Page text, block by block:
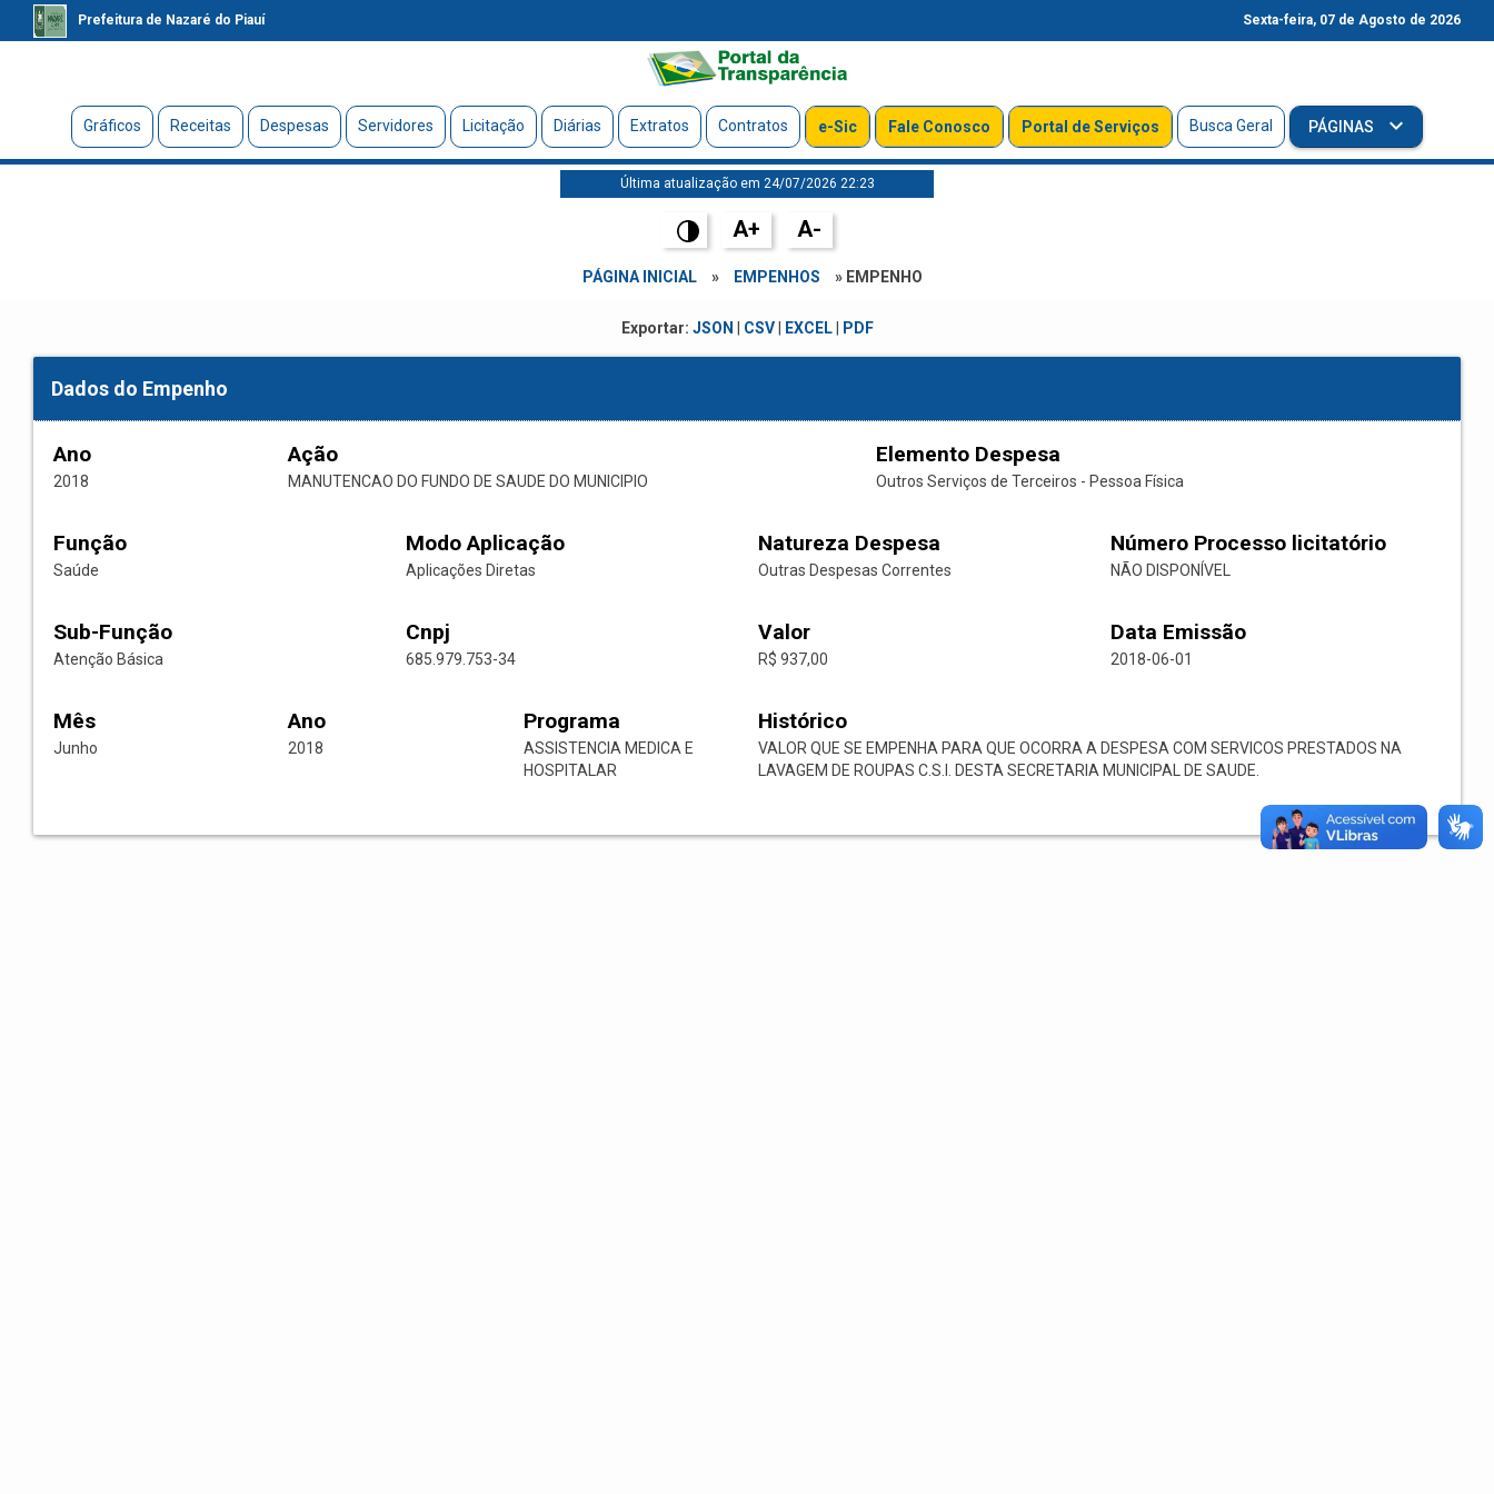
Prefeitura de Nazaré do Piauí Sexta-feira, 07 de Agosto de 2026
Gráficos Receitas Despesas Servidores Licitação Diárias Extratos Contratos e-Sic Fale Conosco Portal de Serviços Busca Geral PÁGINAS
Última atualização em 24/07/2026 22:23
A+ A-
PÁGINA INICIAL » EMPENHOS » EMPENHO
Exportar: JSON CSV| EXCEL| PDF
Dados do Empenho
Ano
2018
Ação
MANUTENCAO DO FUNDO DE SAUDE DO MUNICIPIO
Elemento Despesa
Outros Serviços de Terceiros - Pessoa Física
Função
Saúde
Modo Aplicação
Aplicações Diretas
Natureza Despesa
Outras Despesas Correntes
Número Processo licitatório
NÃO DISPONÍVEL
Sub-Função
Atenção Básica
Cnpj
685.979.753-34
Valor
R$ 937,00
Data Emissão
2018-06-01
Mês
Junho
Ano
2018
Programa
ASSISTENCIA MEDICA E
HOSPITALAR
Histórico
VALOR QUE SE EMPENHA PARA QUE OCORRA A DESPESA COM SERVICOS PRESTADOS NA
LAVAGEM DE ROUPAS C.S.I. DESTA SECRETARIA MUNICIPAL DE SAUDE.